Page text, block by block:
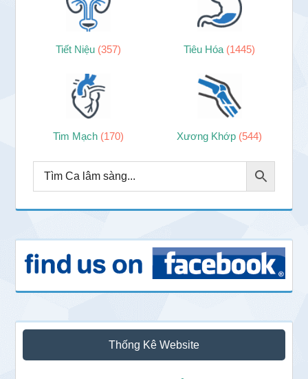
Tiết Niệu (357) Tiêu Hóa (1445)
Tim Mạch (170) Xương Khớp (544)
Thống Kê Website